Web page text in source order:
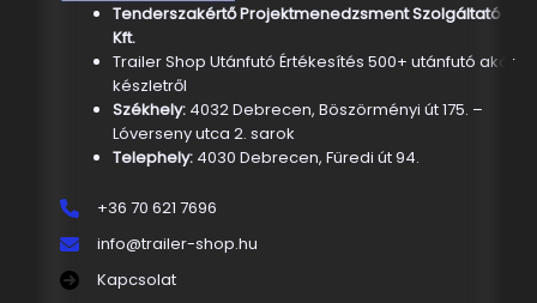
Tenderszakértő Projektmenedzsment Szolgáltató
Kft.
Trailer Shop Utánfutó Értékesítés 500+ utánfutó akár
készletről
Székhely: 4032 Debrecen, Böszörményi út 175. –
Lóverseny utca 2. sarok
Telephely:4030 Debrecen, Füredi út 94.
+36 70 621 7696
info@trailer-shop.hu
Kapcsolat